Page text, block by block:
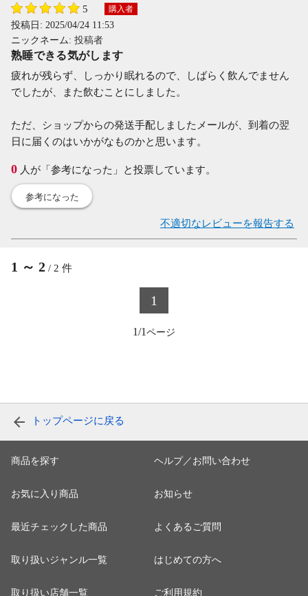
5 購入者
投稿日: 2025/04/24 11:53
ニックネーム: 投稿者
熟睡できる気がします
疲れが残らず、しっかり眠れるので、しばらく飲んでません
でしたが、また飲むことにしました。
ただ、ショップからの発送手配しましたメールが、到着の翌
日に届くのはいかがなものかと思います。
0 人が「参考になった」と投票しています。
参考になった
不適切なレビューを報告する
1 ～ 2 / 2 件
1
1/1
トップページに戻る
商品を探す
お気に入り商品
最近チェックした商品
取り扱いジャンル一覧
取り扱い店舗一覧
ヘルプ／お問い合わせ
お知らせ
よくあるご質問
はじめての方へ
ご利用規約